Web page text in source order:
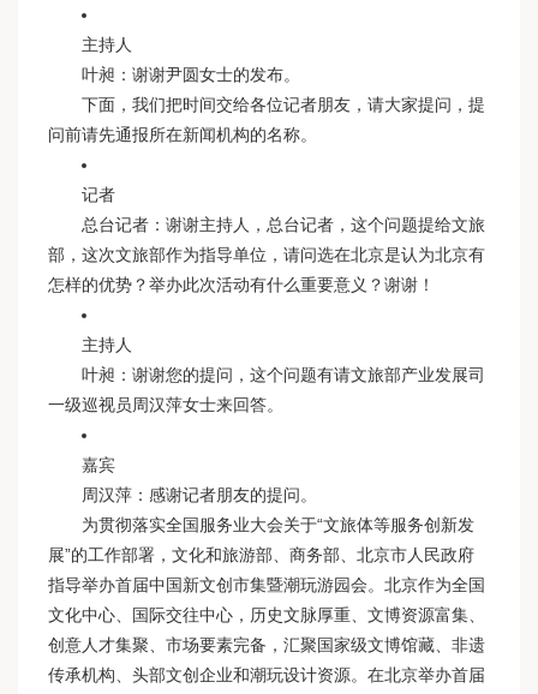
主持人
叶昶：谢谢尹圆女士的发布。
下面，我们把时间交给各位记者朋友，请大家提问，提
问前请先通报所在新闻机构的名称。
记者
总台记者：谢谢主持人，总台记者，这个问题提给文旅
部，这次文旅部作为指导单位，请问选在北京是认为北京有
怎样的优势？举办此次活动有什么重要意义？谢谢！
主持人
叶昶：谢谢您的提问，这个问题有请文旅部产业发展司
一级巡视员周汉萍女士来回答。
嘉宾
周汉萍：感谢记者朋友的提问。
为贯彻落实全国服务业大会关于“文旅体等服务创新发
展”的工作部署，文化和旅游部、商务部、北京市人民政府
指导举办首届中国新文创市集暨潮玩游园会。北京作为全国
文化中心、国际交往中心，历史文脉厚重、文博资源富集、
创意人才集聚、市场要素完备，汇聚国家级文博馆藏、非遗
传承机构、头部文创企业和潮玩设计资源。在北京举办首届